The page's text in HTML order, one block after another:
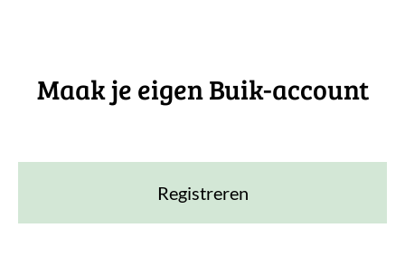
Maak je eigen Buik-account
Registreren